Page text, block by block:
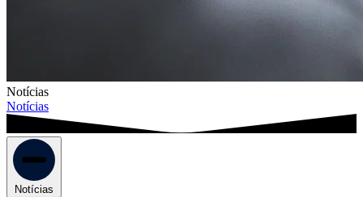
Notícias
Notícias
Notícias